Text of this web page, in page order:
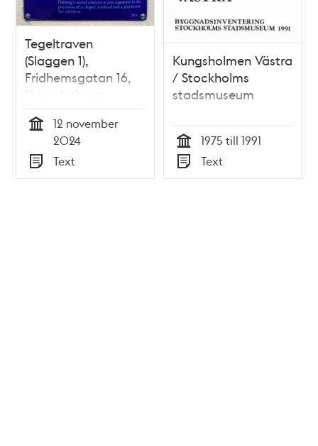
Tegeltraven
(Slaggen 1),
Fridhemsgatan 16,
Kungsholmen
12 november
2024
Typ
Text
Kungsholmen Västra
/ Stockholms
stadsmuseum
Tid
1975 till 1991
Typ
Text